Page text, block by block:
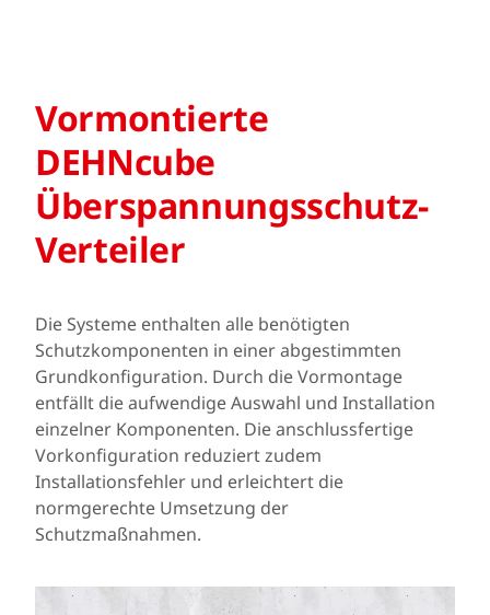
Vormontierte
DEHNcube
Überspannungsschutz-
Verteiler
Die Systeme enthalten alle benötigten
Schutzkomponenten in einer abgestimmten
Grundkonfiguration. Durch die Vormontage
entfällt die aufwendige Auswahl und Installation
einzelner Komponenten. Die anschlussfertige
Vorkonfiguration reduziert zudem
Installationsfehler und erleichtert die
normgerechte Umsetzung der
Schutzmaßnahmen.